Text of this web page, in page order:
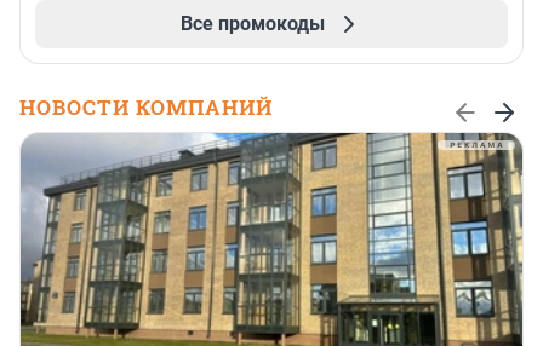
Все промокоды
НОВОСТИ КОМПАНИЙ